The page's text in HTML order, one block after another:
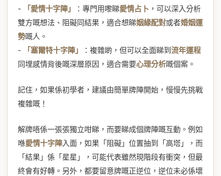
-
「愛情十字陣」 ：專門用嚟睇愛情占卜 ，可以深入分析
雙方嘅想法、阻礙同結果，適合想睇姻緣配對或者婚姻運
勢嘅人。
-
「塞爾特十字陣」 ：複雜啲，但可以全面睇到流年運程
同埋感情背後嘅深層原因，適合需要心理分析嘅個案。
記住，如果係初學者，建議由簡單牌陣開始，慢慢先挑戰
複雜嘅！
解牌唔係一張張獨立咁睇，而要睇成個牌陣嘅互動。例如
喺愛情十字陣入面，如果「阻礙」位置抽到「高塔」，而
「結果」係「星星」，可能代表雖然現階段有衝突，但最
終會有好轉。另外，都要留意牌嘅正逆位，逆位未必係壞